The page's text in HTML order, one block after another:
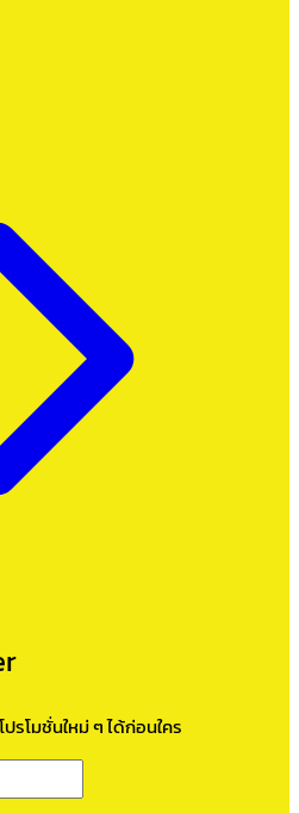
รโมชั่นใหม่ ๆ ได้ก่อนใคร